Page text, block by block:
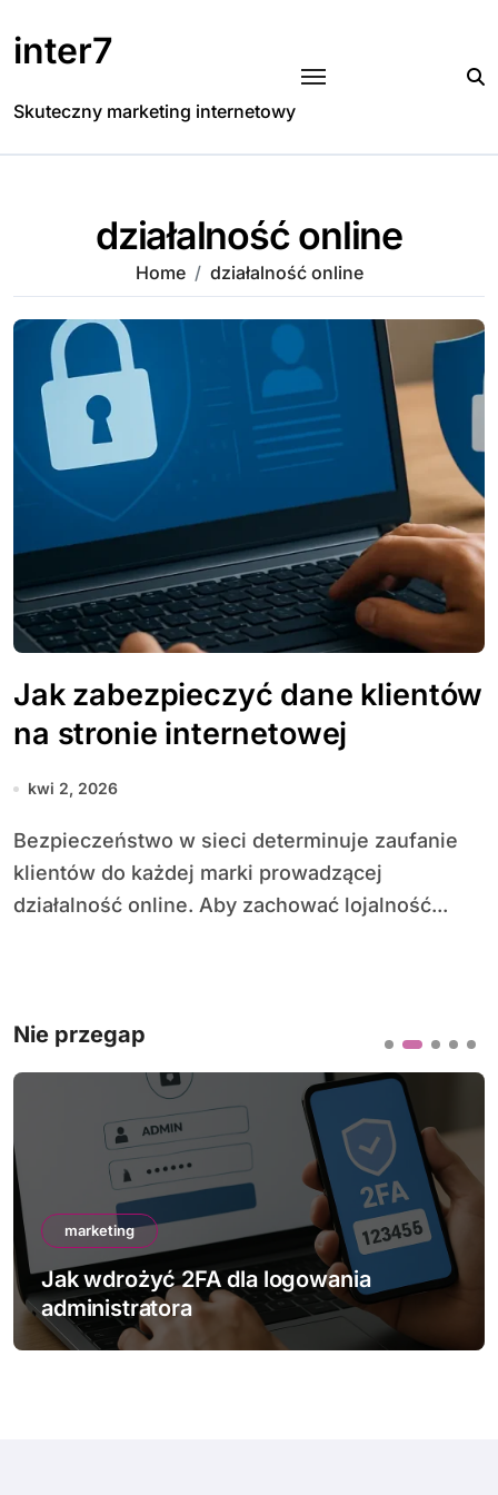
to
content
inter7
Skuteczny marketing internetowy
działalność online
Home działalność online
Jak zabezpieczyć dane klientów
na stronie internetowej
kwi 2, 2026
Bezpieczeństwo w sieci determinuje zaufanie
klientów do każdej marki prowadzącej
działalność online. Aby zachować lojalność...
Nie przegap
marketing
Jak wdrożyć 2FA dla logowania
administratora